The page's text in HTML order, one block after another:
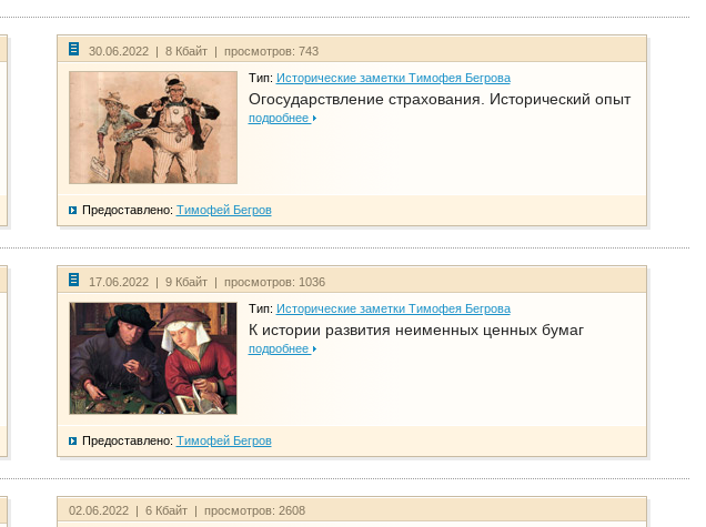
30.06.2022 | 8 Кбайт | просмотров: 743
Тип: Исторические заметки Тимофея Бегрова
Огосударствление страхования. Исторический опыт
подробнее
Предоставлено: Тимофей Бегров
17.06.2022 | 9 Кбайт | просмотров: 1036
Тип: Исторические заметки Тимофея Бегрова
К истории развития неименных ценных бумаг
подробнее
Предоставлено: Тимофей Бегров
02.06.2022 | 6 Кбайт | просмотров: 2608